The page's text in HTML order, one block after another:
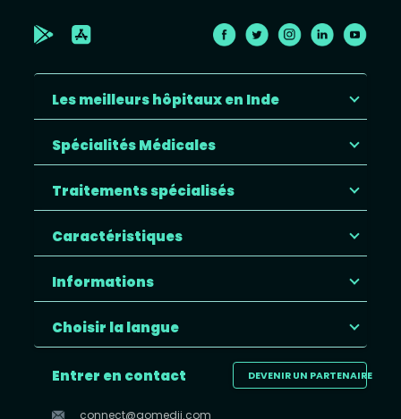
Les meilleurs hôpitaux en Inde
Spécialités Médicales
Traitements spécialisés
Caractéristiques
Informations
Choisir la langue
DEVENIR UN PARTENAIRE
Entrer en contact
connect@gomedii.com